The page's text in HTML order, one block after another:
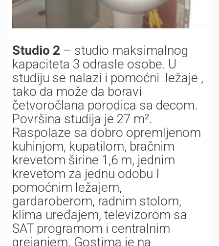
Studio 2 – studio maksimalnog
kapaciteta 3 odrasle osobe. U
studiju se nalazi i pomoćni ležaje ,
tako da može da boravi
četvoročlana porodica sa decom.
Površina studija je 27 m².
Raspolaze sa dobro opremljenom
kuhinjom, kupatilom, bračnim
krevetom širine 1,6 m, jednim
krevetom za jednu odobu I
pomoćnim ležajem,
gardaroberom, radnim stolom,
klima uređajem, televizorom sa
SAT programom i centralnim
grejanjem. Gostima je na